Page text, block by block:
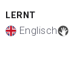
LERNT
Englisch